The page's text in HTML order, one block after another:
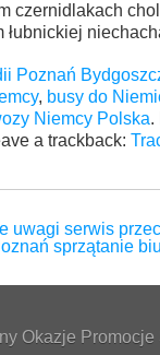
czernidlakach
łubnickiej
Poznań
, busy do
Niemcy Polska.
a trackback:
uwagi serwis
sprzątanie
Okazje Promocje